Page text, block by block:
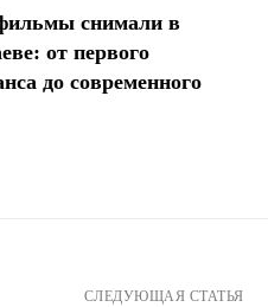
снимали в
от первого
до современного
СЛЕДУЮЩАЯ СТАТЬЯ